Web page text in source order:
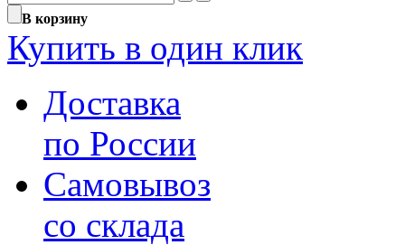
В корзину
Купить в один клик
Доставка
по России
Самовывоз
со склада